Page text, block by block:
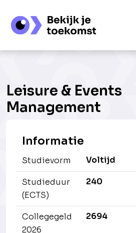
Leisure & Events
Management
Informatie
Studievorm Voltijd
Studieduur
(ECTS)
240
Collegegeld
2026
2694